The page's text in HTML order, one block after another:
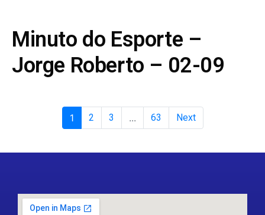
Minuto do Esporte –
Jorge Roberto – 02-09
1 2 3 ... 63 Next